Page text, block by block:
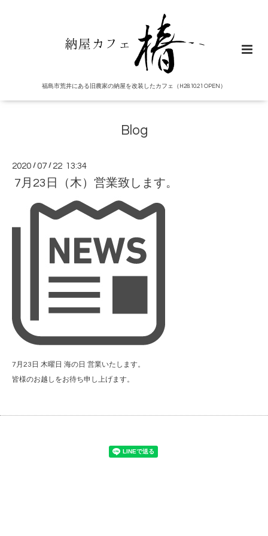
福島市荒井にある旧農家の納屋を改装したカフェ（H28.10.21 OPEN）
Blog
2020 /07 / 22 13:34
7月23日（木）営業致します。
7月23日 木曜日 海の日 営業いたします。
皆様のお越しをお待ち申し上げます。